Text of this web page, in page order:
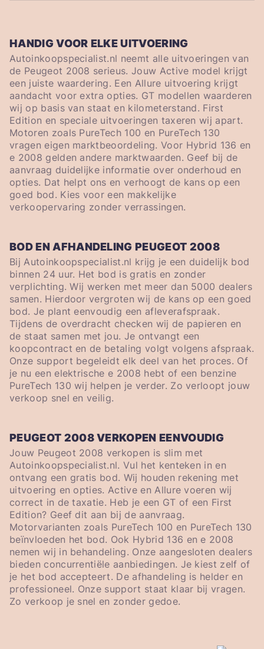
HANDIG VOOR ELKE UITVOERING
Autoinkoopspecialist.nl neemt alle uitvoeringen van
de Peugeot 2008 serieus. Jouw Active model krijgt
een juiste waardering. Een Allure uitvoering krijgt
aandacht voor extra opties. GT modellen waarderen
wij op basis van staat en kilometerstand. First
Edition en speciale uitvoeringen taxeren wij apart.
Motoren zoals PureTech 100 en PureTech 130
vragen eigen marktbeoordeling. Voor Hybrid 136 en
e 2008 gelden andere marktwaarden. Geef bij de
aanvraag duidelijke informatie over onderhoud en
opties. Dat helpt ons en verhoogt de kans op een
goed bod. Kies voor een makkelijke
verkoopervaring zonder verrassingen.
BOD EN AFHANDELING PEUGEOT 2008
Bij Autoinkoopspecialist.nl krijg je een duidelijk bod
binnen 24 uur. Het bod is gratis en zonder
verplichting. Wij werken met meer dan 5000 dealers
samen. Hierdoor vergroten wij de kans op een goed
bod. Je plant eenvoudig een afleverafspraak.
Tijdens de overdracht checken wij de papieren en
de staat samen met jou. Je ontvangt een
koopcontract en de betaling volgt volgens afspraak.
Onze support begeleidt elk deel van het proces. Of
je nu een elektrische e 2008 hebt of een benzine
PureTech 130 wij helpen je verder. Zo verloopt jouw
verkoop snel en veilig.
PEUGEOT 2008 VERKOPEN EENVOUDIG
Jouw Peugeot 2008 verkopen is slim met
Autoinkoopspecialist.nl. Vul het kenteken in en
ontvang een gratis bod. Wij houden rekening met
uitvoering en opties. Active en Allure voeren wij
correct in de taxatie. Heb je een GT of een First
Edition? Geef dit aan bij de aanvraag.
Motorvarianten zoals PureTech 100 en PureTech 130
beïnvloeden het bod. Ook Hybrid 136 en e 2008
nemen wij in behandeling. Onze aangesloten dealers
bieden concurrentiële aanbiedingen. Je kiest zelf of
je het bod accepteert. De afhandeling is helder en
professioneel. Onze support staat klaar bij vragen.
Zo verkoop je snel en zonder gedoe.